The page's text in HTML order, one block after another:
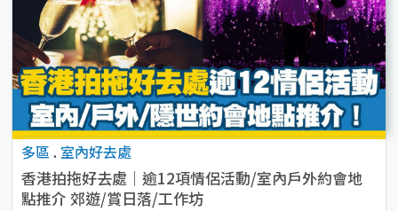
多區 . 室內好去處
香港拍拖好去處｜逾12項情侶活動/室內戶外約會地
點推介 郊遊/賞日落/工作坊